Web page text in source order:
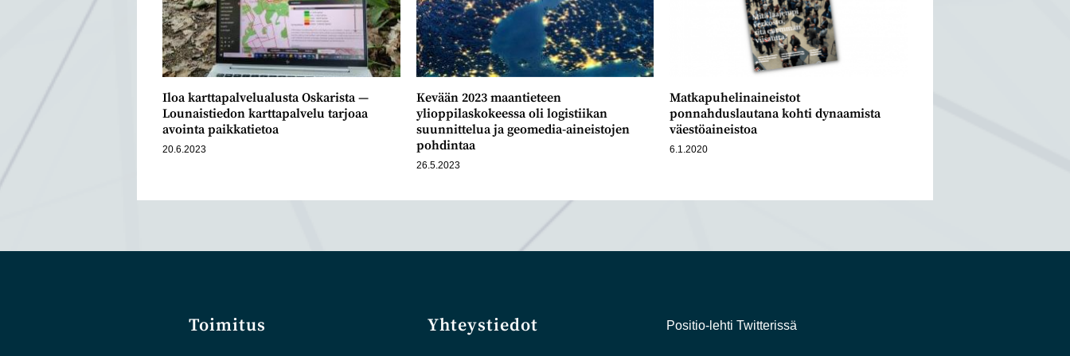
Iloa karttapalvelualusta Oskarista —
Lounaistiedon karttapalvelu tarjoaa
avointa paikkatietoa
20.6.2023
Kevään 2023 maantieteen
ylioppilaskokeessa oli logistiikan
suunnittelua ja geomedia-aineistojen
pohdintaa
26.5.2023
Matkapuhelinaineistot
ponnahduslautana kohti dynaamista
väestöaineistoa
6.1.2020
Toimitus Yhteystiedot Positio-lehti Twitterissä